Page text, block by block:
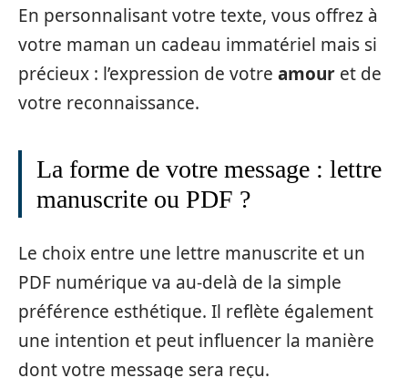
En personnalisant votre texte, vous offrez à
votre maman un cadeau immatériel mais si
précieux : l’expression de votre amour et de
votre reconnaissance.
La forme de votre message : lettre
manuscrite ou PDF ?
Le choix entre une lettre manuscrite et un
PDF numérique va au-delà de la simple
préférence esthétique. Il reflète également
une intention et peut influencer la manière
dont votre message sera reçu.